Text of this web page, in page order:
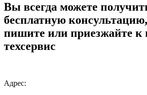
Вы всегда можете
бесплатную
пишите или приезжайте к
техсервис
Адрес: